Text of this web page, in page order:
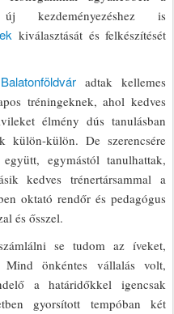
kezdeményezéshez is
kiválasztását és felkészítését
Balatonföldváradtak kellemes
tréningeknek, ahol kedves
élmény dús tanulásban
külön-külön. De szerencsére
egymástól tanulhattak,
kedves trénertársammal a
oktató rendőr és pedagógus
és ősszel.
se tudom az íveket,
Mind önkéntes vállalás volt,
a határidőkkel igencsak
gyorsított tempóban két